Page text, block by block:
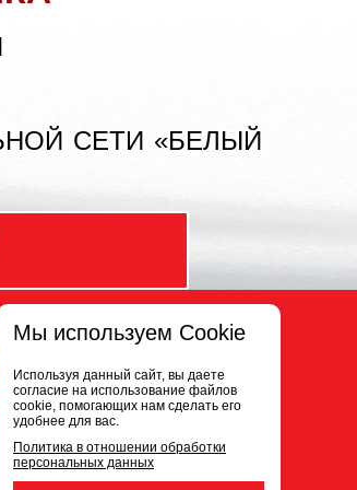
СЕТИ «БЕЛЫЙ
Мы используем Cookie
Используя данный сайт, вы даете
согласие на использование файлов
cookie, помогающих нам сделать его
удобнее для вас.
Политика в отношении обработки
персональных данных